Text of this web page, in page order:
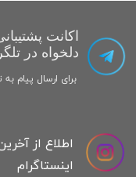
اکانت
دلخواه در
برای ارسال پیام
اطلاع از
اینستاگرام